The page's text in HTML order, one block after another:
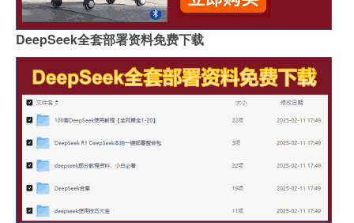
DeepSeek全套部署资料免费下载